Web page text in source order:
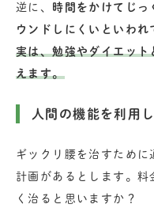
逆に、
時間をかけてじっ
ウンドしにくいといわれ
実は、勉強やダイエッ
えます。
人間の機能を利用
ギックリ腰を治すため
計画があるとします。
く治ると思いますか？